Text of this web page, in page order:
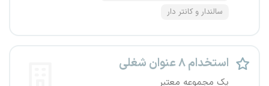
سالندار و کانتر دار
استخدام ۸ عنوان شغلی
یک مجموعه معتبر